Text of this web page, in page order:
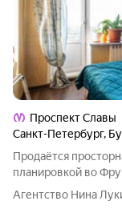
Проспект Славы
Санкт-Петербург,
Продаётся
планировкой во
Отличный вариант
Агентство Нина